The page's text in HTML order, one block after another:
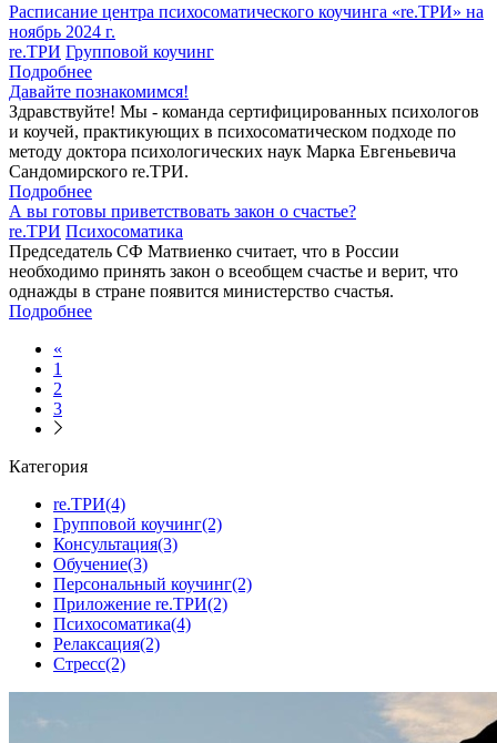
Расписание центра психосоматического коучинга «re.ТРИ» на
ноябрь 2024 г.
re.ТРИ Групповой коучинг
Подробнее
Давайте познакомимся!
Здравствуйте! Мы - команда сертифицированных психологов
и коучей, практикующих в психосоматическом подходе по
методу доктора психологических наук Марка Евгеньевича
Сандомирского re.ТРИ.
Подробнее
А вы готовы приветствовать закон о счастье?
re.ТРИ Психосоматика
Председатель СФ Матвиенко считает, что в России
необходимо принять закон о всеобщем счастье и верит, что
однажды в стране появится министерство счастья.
Подробнее
«
1
2
3
Категория
re.ТРИ(4)
Групповой коучинг(2)
Консультация(3)
Обучение(3)
Персональный коучинг(2)
Приложение re.ТРИ(2)
Психосоматика(4)
Релаксация(2)
Стресс(2)